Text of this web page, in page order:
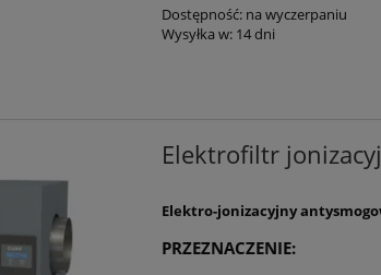
Dostępność: na wyczerpaniu
Wysyłka w: 14 dni
Elektrofiltr
Elektro-jonizacyjny
PRZEZNACZENIE: